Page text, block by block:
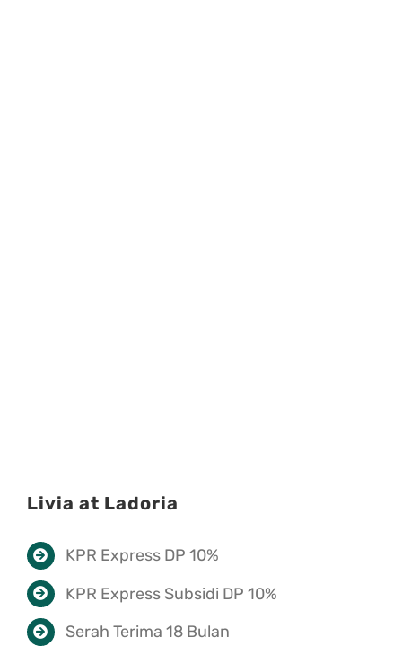
Livia at Ladoria
KPR Express DP 10%
KPR Express Subsidi DP 10%
Serah Terima 18 Bulan